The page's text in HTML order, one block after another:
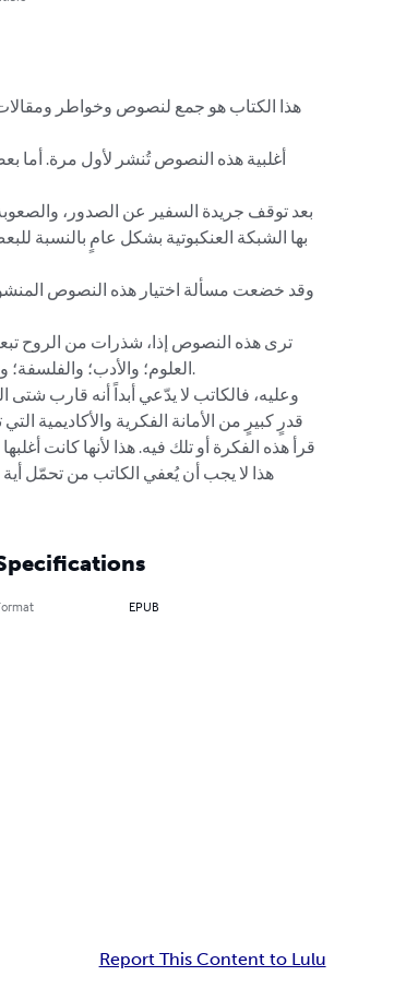
هذا الكتاب هو جمع لنصوص وخواطر ومقالات
أغلبية هذه النصوص تُنشر لأول مرة.
بعد توقف جريدة السفير عن الصدور،
بها الشبكة العنكبوتية بشكل عامٍ بالنسبة
وقد خضعت مسألة اختيار هذه النصوص
ترى هذه النصوص إذا، شذرات من الروح
العلوم؛ والأدب؛
وعليه، فالكاتب لا يدّعي أبداً أنه قارب
قدرٍ كبيرٍ من الأمانة الفكرية والأكاديمية
قرأ هذه الفكرة أو تلك فيه. هذا لأنها كانت
هذا لا يجب أن يُعفي الكاتب من تحمّل
EPUB
Report This Content to Lulu